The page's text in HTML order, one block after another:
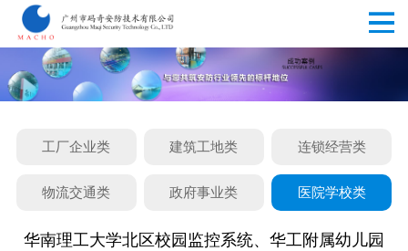
工厂企业类 建筑工地类 连锁经营类
物流交通类 政府事业类 医院学校类
华南理工大学北区校园监控系统、华工附属幼儿园